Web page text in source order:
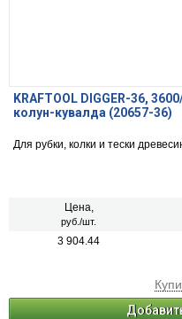
KRAFTOOL DIGGER-36,
колун-кувалда (20657-36)
Для рубки, колки и тески
Цена,
руб./шт.
3 904.44